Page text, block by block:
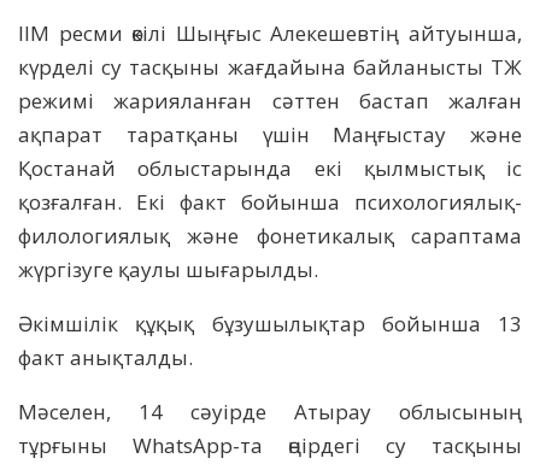
ІІМ ресми өкілі Шыңғыс Алекешевтің айтуынша,
күрделі су тасқыны жағдайына байланысты ТЖ
режимі жарияланған сәттен бастап жалған
ақпарат таратқаны үшін Маңғыстау және
Қостанай облыстарында екі қылмыстық іс
қозғалған. Екі факт бойынша психологиялық-
филологиялық және фонетикалық сараптама
жүргізуге қаулы шығарылды.
Әкімшілік құқық бұзушылықтар бойынша 13
факт анықталды.
Мәселен, 14 сәуірде Атырау облысының
тұрғыны WhatsApp-та өңірдегі су тасқыны